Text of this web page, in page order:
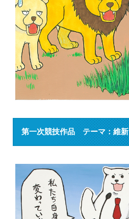
第一次競技作品 テーマ：維新